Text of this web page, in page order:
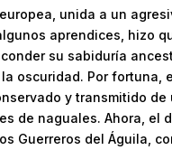
unida a un
aprendices, hizo
su sabiduría
oscuridad. Por fortuna,
y transmitido de
de naguales. Ahora, el
Guerreros del Águila,